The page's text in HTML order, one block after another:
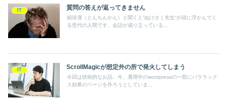
IT 質問の答えが返ってきません
頓珍漢（とんちんかん）と聞くと”ぬけさく先生”が頭に浮かんでく
る世代の人間です。会話が成り立っている...
IT ScrollMagicが想定外の所で発火してしまう
今回は技術的なお話。今、運用中のwordpressの一部にパララック
ス効果のページを作ろうとしていま...